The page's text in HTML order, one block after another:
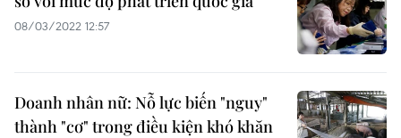
08/03/2022 12:57
Doanh nhân nữ: Nỗ lực biến "nguy"
thành "cơ" trong điều kiện khó khăn